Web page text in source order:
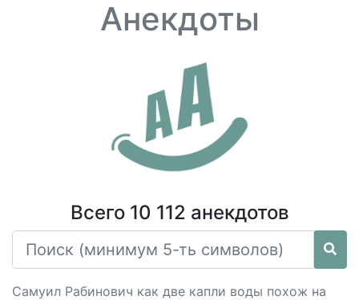
Анекдоты
Всего 10 112 анекдотов
Самуил Рабинович как две капли воды похож на